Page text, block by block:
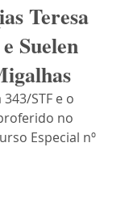
Teresa
Suelen
STF e o
no
Especial nº